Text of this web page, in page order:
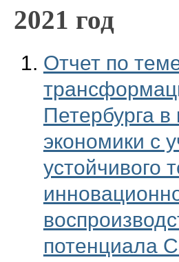
2021 год
Отчет по
Петербурга в
экономики с
устойчивого
потенциала